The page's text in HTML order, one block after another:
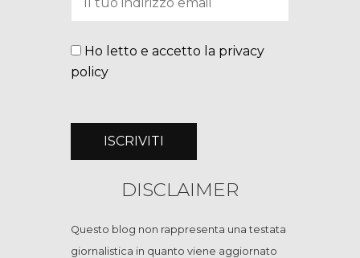
Ho letto e accetto la privacy
policy
DISCLAIMER
Questo blog non rappresenta una testata
giornalistica in quanto viene aggiornato